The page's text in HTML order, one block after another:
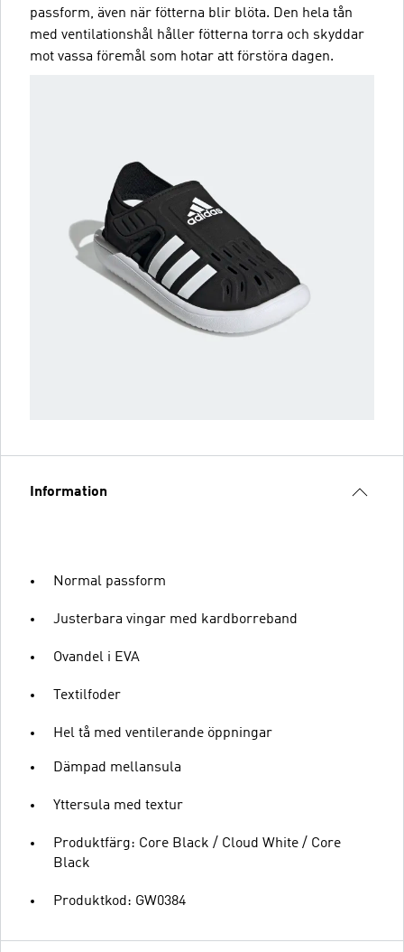
passform, även när fötterna blir blöta. Den hela tån
med ventilationshål håller fötterna torra och skyddar
mot vassa föremål som hotar att förstöra dagen.
Information
Normal passform
Justerbara vingar med kardborreband
Ovandel i EVA
Textilfoder
Hel tå med ventilerande öppningar
Dämpad mellansula
Yttersula med textur
Produktfärg: Core Black / Cloud White / Core
Black
Produktkod: GW0384